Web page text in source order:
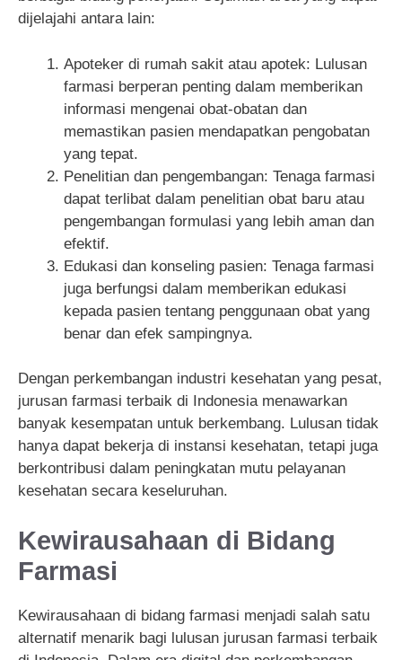
dijelajahi antara lain:
Apoteker di rumah sakit atau apotek: Lulusan
farmasi berperan penting dalam memberikan
informasi mengenai obat-obatan dan
memastikan pasien mendapatkan pengobatan
yang tepat.
Penelitian dan pengembangan: Tenaga farmasi
dapat terlibat dalam penelitian obat baru atau
pengembangan formulasi yang lebih aman dan
efektif.
Edukasi dan konseling pasien: Tenaga farmasi
juga berfungsi dalam memberikan edukasi
kepada pasien tentang penggunaan obat yang
benar dan efek sampingnya.
Dengan perkembangan industri kesehatan yang pesat,
jurusan farmasi terbaik di Indonesia menawarkan
banyak kesempatan untuk berkembang. Lulusan tidak
hanya dapat bekerja di instansi kesehatan, tetapi juga
berkontribusi dalam peningkatan mutu pelayanan
kesehatan secara keseluruhan.
Kewirausahaan di Bidang
Farmasi
Kewirausahaan di bidang farmasi menjadi salah satu
alternatif menarik bagi lulusan jurusan farmasi terbaik